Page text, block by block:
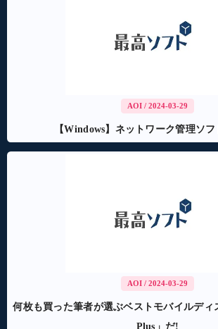
AOI / 2024-03-29
【Windows】ネットワーク管理ソ
AOI / 2024-03-29
何枚も買った筆者が選ぶベストモバイルディ
Plus」だ!